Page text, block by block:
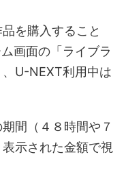
を購入すること
画面の「ライブラ
U-NEXT利用中は
間（４８時間や７
示された金額で視